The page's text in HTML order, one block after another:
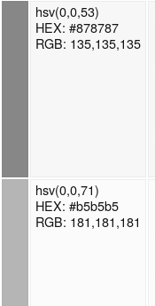
hsv(0,0,53)
HEX: #878787
RGB: 135,135,135
hsv(0,0,71)
HEX: #b5b5b5
RGB: 181,181,181